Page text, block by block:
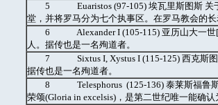
5 Euaristos (97-105) 埃瓦里斯图斯 关于
堂，并将罗马分为七个执事区。在罗马教会的
6 Alexander I (105-115) 亚历山大一世[
人。据传也是一名殉道者。
7 Sixtus I, Xystus I (115-125) 西克斯图
据传也是一名殉道者。
8 Telesphorus (125-136) 泰莱斯福鲁斯
荣颂(Gloria in excelsis)，是第二世纪唯一能确